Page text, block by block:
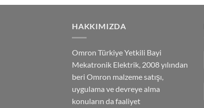
HAKKIMIZDA
Omron Türkiye Yetkili Bayi
Mekatronik Elektrik, 2008 yılından
beri Omron malzeme satışı,
uygulama ve devreye alma
konuların da faaliyet